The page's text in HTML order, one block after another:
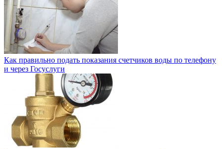
Как правильно подать показания счетчиков воды по телефону
и через Госуслуги